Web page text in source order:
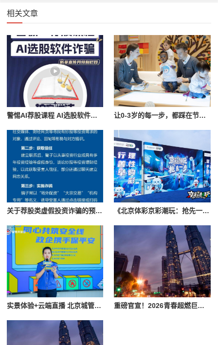
相关文章
警惕AI荐股课程 AI选股软件诈骗 让0-3岁的每一步，都踩在节日的光和自然的风里
关于荐股类虚假投资诈骗的预警提醒！ 《北京体彩京彩潮玩：抢先一步，安心购彩》
实景体验+云端直播 北京城管开放日解锁燃气安全沉浸式普法 重磅官宣！2026青春超燃巨星演唱会·唐山站7月火热开唱